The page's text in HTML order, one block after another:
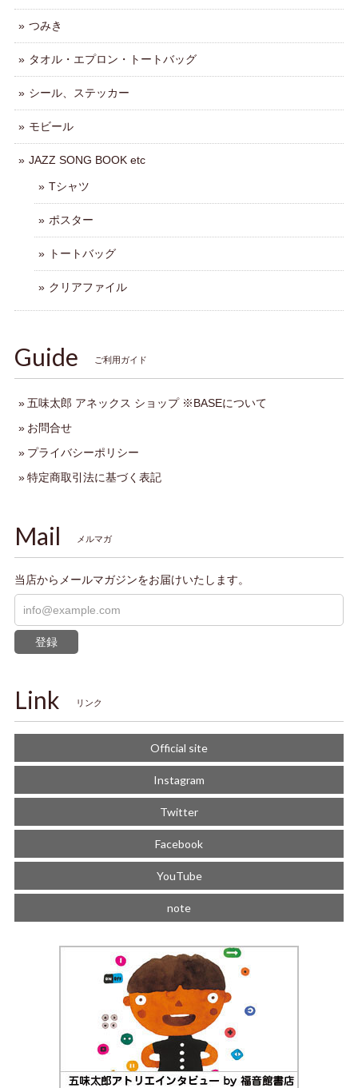
つみき
タオル・エプロン・トートバッグ
シール、ステッカー
モビール
JAZZ SONG BOOK etc
Tシャツ
ポスター
トートバッグ
クリアファイル
Guide ご利用ガイド
五味太郎 アネックス ショップ ※BASEについて
お問合せ
プライバシーポリシー
特定商取引法に基づく表記
Mail メルマガ
当店からメールマガジンをお届けいたします。
登録
Link リンク
Official site
Instagram
Twitter
Facebook
YouTube
note